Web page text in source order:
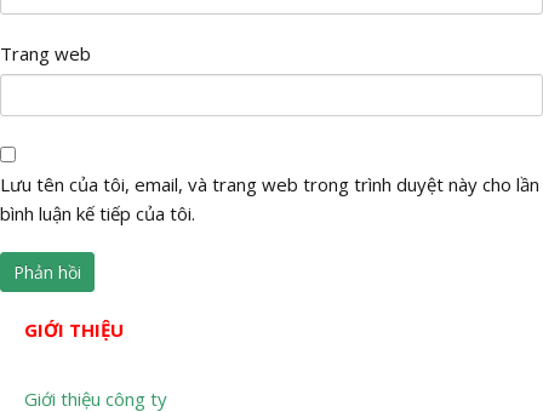
Trang web
Lưu tên của tôi, email, và trang web trong trình duyệt này cho lần
bình luận kế tiếp của tôi.
GIỚI THIỆU
Giới thiệu công ty